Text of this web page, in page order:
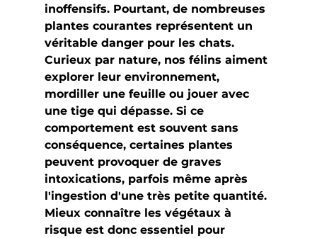
inoffensifs. Pourtant, de nombreuses
plantes courantes représentent un
véritable danger pour les chats.
Curieux par nature, nos félins aiment
explorer leur environnement,
mordiller une feuille ou jouer avec
une tige qui dépasse. Si ce
comportement est souvent sans
conséquence, certaines plantes
peuvent provoquer de graves
intoxications, parfois même après
l'ingestion d'une très petite quantité.
Mieux connaître les végétaux à
risque est donc essentiel pour